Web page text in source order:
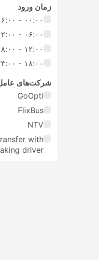
زمان ورود
۰۰:۰۰ - ۰۶:۰۰
۰۶:۰۰ - ۱۲:۰۰
۱۲:۰۰ - ۱۸:۰۰
۱۸:۰۰ - ۲۴:۰۰
شرکت‌های
GoOpti
FlixBus
NTV
with
driver